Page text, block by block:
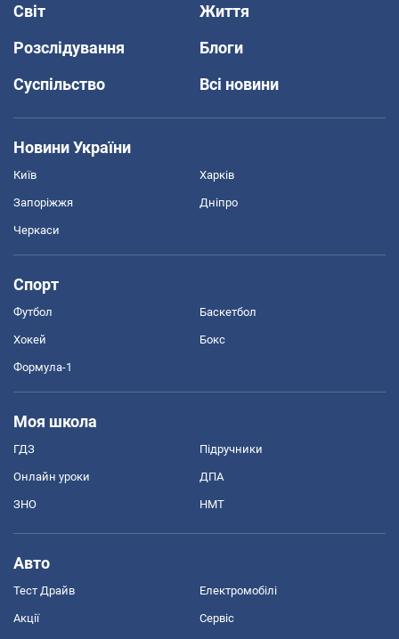
Світ
Життя
Розслідування
Блоги
Суспільство
Всі новини
Новини України
Київ Харків
Запоріжжя Дніпро
Черкаси
Спорт
Футбол Баскетбол
Хокей Бокс
Формула-1
Моя школа
ГДЗ Підручники
Онлайн уроки ДПА
ЗНО НМТ
Авто
Тест Драйв Електромобілі
Акції Сервіс